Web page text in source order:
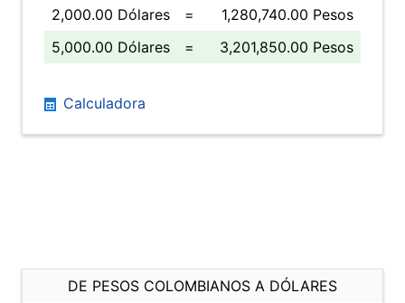
2,000.00 Dólares
=
1,280,740.00 Pesos
5,000.00 Dólares
= 3,201,850.00 Pesos
Calculadora
DE PESOS COLOMBIANOS A DÓLARES